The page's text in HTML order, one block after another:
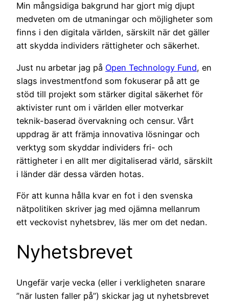
Min mångsidiga bakgrund har gjort mig djupt
medveten om de utmaningar och möjligheter som
finns i den digitala världen, särskilt när det gäller
att skydda individers rättigheter och säkerhet.
Just nu arbetar jag på Open Technology Fund, en
slags investmentfond som fokuserar på att ge
stöd till projekt som stärker digital säkerhet för
aktivister runt om i världen eller motverkar
teknik-baserad övervakning och censur. Vårt
uppdrag är att främja innovativa lösningar och
verktyg som skyddar individers fri- och
rättigheter i en allt mer digitaliserad värld, särskilt
i länder där dessa värden hotas.
För att kunna hålla kvar en fot i den svenska
nätpolitiken skriver jag med ojämna mellanrum
ett veckovist nyhetsbrev, läs mer om det nedan.
Nyhetsbrevet
Ungefär varje vecka (eller i verkligheten snarare
”när lusten faller på”) skickar jag ut nyhetsbrevet